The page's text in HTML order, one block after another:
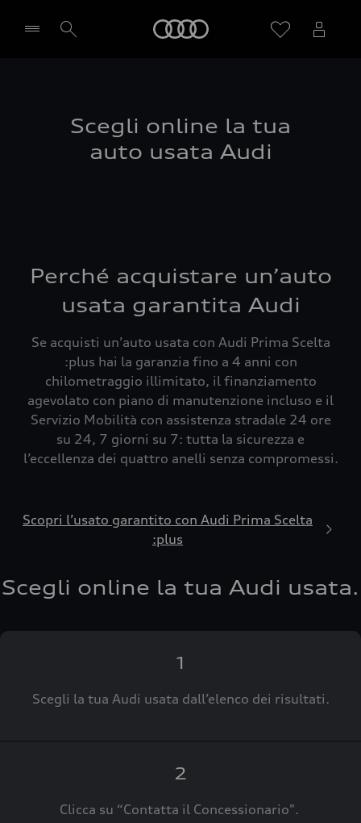
Scegli online la tua
auto usata Audi
Perché acquistare un’auto
usata garantita Audi
Se acquisti un’auto usata con Audi Prima Scelta
:plus hai la garanzia fino a 4 anni con
chilometraggio illimitato, il finanziamento
agevolato con piano di manutenzione incluso e il
Servizio Mobilità con assistenza stradale 24 ore
su 24, 7 giorni su 7: tutta la sicurezza e
l’eccellenza dei quattro anelli senza compromessi.
Scopri l’usato garantito con Audi Prima Scelta
:plus
Scegli online la tua Audi usata.
1
Scegli la tua Audi usata dall’elenco dei risultati.
2
Clicca su “Contatta il Concessionario".